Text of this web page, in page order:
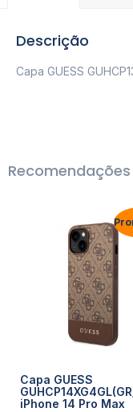
Descrição
Capa GUESS
Capa GUESS
iPhone 14 Pro Max